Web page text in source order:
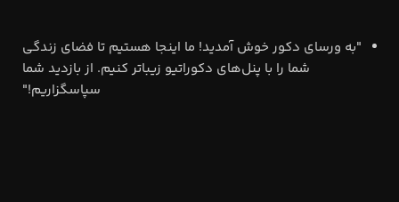
"به ورسای دکور خوش آمدید! ما اینجا هستیم تا فضای زندگی
شما را با پنل‌های دکوراتیو زیباتر کنیم. از بازدید شما
سپاسگزاریم!"